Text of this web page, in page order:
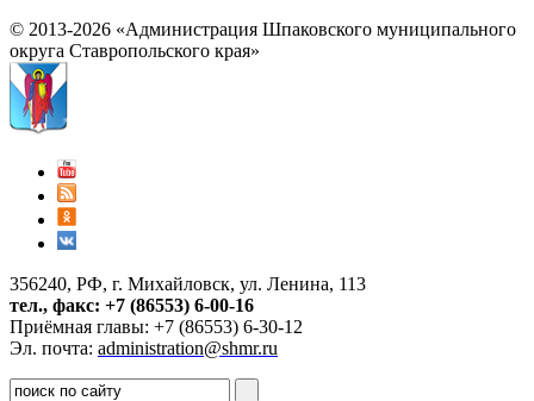
© 2013-2026 «Администрация Шпаковского муниципального
округа Ставропольского края»
356240, РФ, г. Михайловск, ул. Ленина, 113
тел., факс: +7 (86553) 6-00-16
Приёмная главы: +7 (86553) 6-30-12
Эл. почта: administration@shmr.ru